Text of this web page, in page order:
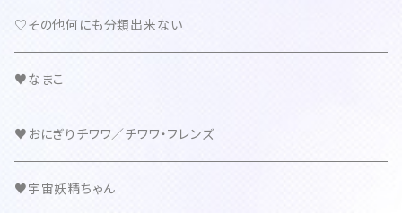
♡その他何にも分類出来ない
♥なまこ
♥おにぎりチワワ／チワワ・フレンズ
♥宇宙妖精ちゃん